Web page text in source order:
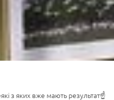
з яких вже мають результат☝️